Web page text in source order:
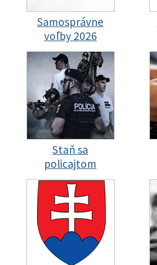
Samosprávne
voľby 2026
Staň sa
policajtom